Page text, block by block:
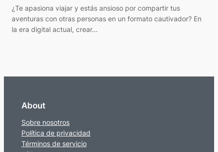
¿Te apasiona viajar y estás ansioso por compartir tus
aventuras con otras personas en un formato cautivador? En
la era digital actual, crear…
About
Sobre nosotros
Política de privacidad
Términos de servicio